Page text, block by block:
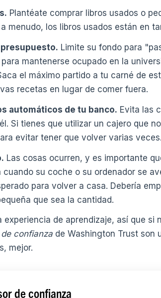
Plantéate comprar libros usados o
menudo, los libros usados están en
Limite su fondo para
mantenerse ocupado en la
el máximo partido a tu carné de
recetas en lugar de comer fuera.
automáticos de tu banco. Evita las
Si tienes que utilizar un cajero que
evitar tener que volver varias veces.
Las cosas ocurren, y es importante
su coche o su ordenador se
para volver a casa. Debería
que sea la cantidad.
experiencia de aprendizaje, así que si
confianza de Washington Trust son
mejor.
de confianza